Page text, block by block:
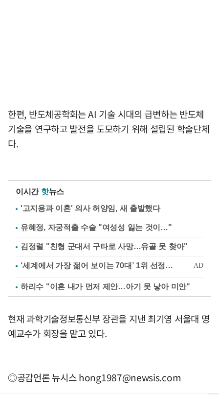
한편, 반도체공학회는 AI 기술 시대의 급변하는 반도체
기술을 연구하고 발전을 도모하기 위해 설립된 학술단체
다.
이시간 핫뉴스
'고지용과 이혼' 의사 허양임, 새 출발했다
유혜정, 자궁적출 수술 "여성성 잃는 것이…"
김정렬 "친형 군대서 구타로 사망…유골 못 찾아"
하리수 "이혼 내가 먼저 제안…아기 못 낳아 미안"
현재 과학기술정보통신부 장관을 지낸 최기영 서울대 명
예교수가 회장을 맡고 있다.
◎공감언론 뉴시스hong1987@newsis.com